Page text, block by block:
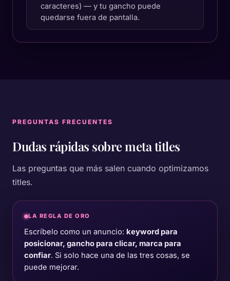
caracteres) — y tu gancho puede
quedarse fuera de pantalla.
PREGUNTAS FRECUENTES
Dudas rápidas sobremeta titles
Las preguntas que más salen cuando optimizamos
titles.
LA REGLA DE ORO
Escríbelo como un anuncio: keyword para
posicionar, gancho para clicar, marca para
confiar. Si solo hace una de las tres cosas, se
puede mejorar.